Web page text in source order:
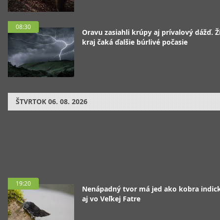
08:30
Oravu zasiahli krúpy aj prívalový dážď.
kraj čaká ďalšie búrlivé počasie
ŠTVRTOK 06. 08. 2026
19:20
Nenápadný tvor má jed ako kobra
aj vo Veľkej Fatre